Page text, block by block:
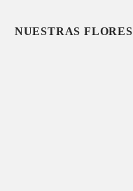
NUESTRAS FLORES